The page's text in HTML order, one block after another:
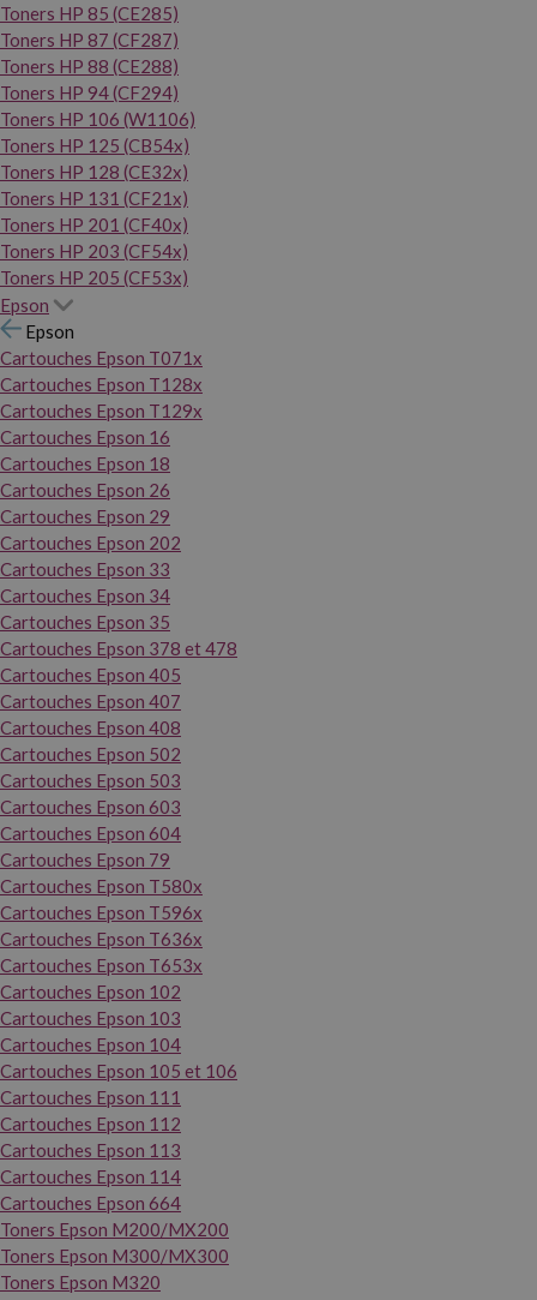
Toners HP 85 (CE285)
Toners HP 87 (CF287)
Toners HP 88 (CE288)
Toners HP 94 (CF294)
Toners HP 106 (W1106)
Toners HP 125 (CB54x)
Toners HP 128 (CE32x)
Toners HP 131 (CF21x)
Toners HP 201 (CF40x)
Toners HP 203 (CF54x)
Toners HP 205 (CF53x)
Epson
Epson
Cartouches Epson T071x
Cartouches Epson T128x
Cartouches Epson T129x
Cartouches Epson 16
Cartouches Epson 18
Cartouches Epson 26
Cartouches Epson 29
Cartouches Epson 202
Cartouches Epson 33
Cartouches Epson 34
Cartouches Epson 35
Cartouches Epson 378 et 478
Cartouches Epson 405
Cartouches Epson 407
Cartouches Epson 408
Cartouches Epson 502
Cartouches Epson 503
Cartouches Epson 603
Cartouches Epson 604
Cartouches Epson 79
Cartouches Epson T580x
Cartouches Epson T596x
Cartouches Epson T636x
Cartouches Epson T653x
Cartouches Epson 102
Cartouches Epson 103
Cartouches Epson 104
Cartouches Epson 105 et 106
Cartouches Epson 111
Cartouches Epson 112
Cartouches Epson 113
Cartouches Epson 114
Cartouches Epson 664
Toners Epson M200/MX200
Toners Epson M300/MX300
Toners Epson M320